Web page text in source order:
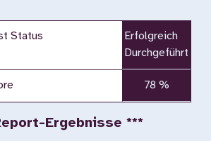
Status
Erfolgreich
Durchgeführt
78 %
Ergebnisse ***